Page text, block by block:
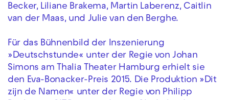
Becker, Liliane Brakema, Martin Laberenz, Caitlin
van der Maas, und Julie van den Berghe.
Für das Bühnenbild der Inszenierung
»Deutschstunde« unter der Regie von Johan
Simons am Thalia Theater Hamburg erhielt sie
den Eva-Bonacker-Preis 2015. Die Produktion »Dit
zijn de Namen« unter der Regie von Philipp